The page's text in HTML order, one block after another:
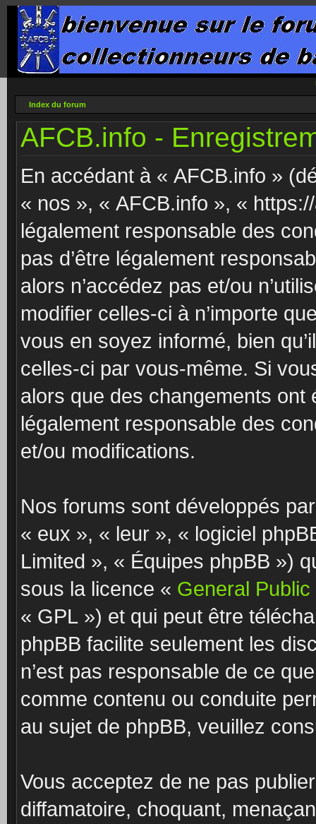
Index du forum
AFCB.info -
En accédant à « AFCB.info »
« nos », « AFCB.info », «
légalement responsable des
pas d’être légalement
alors n’accédez pas et/ou
modifier celles-ci à n’importe
vous en soyez informé, bien
celles-ci par vous-même. Si
alors que des changements ont
légalement responsable des
et/ou modifications.
Nos forums sont développés
« eux », « leur », « logiciel
Limited », « Équipes phpBB »)
sous la licence « General
« GPL ») et qui peut être
phpBB facilite seulement les
n’est pas responsable de ce
comme contenu ou conduite
au sujet de phpBB, veuillez
Vous acceptez de ne pas
diffamatoire, choquant,